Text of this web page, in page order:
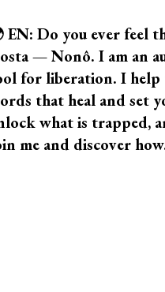
EN: Do you ever feel
— Nonô. I am an
for liberation. I help
that heal and set
what is trapped,
me and discover